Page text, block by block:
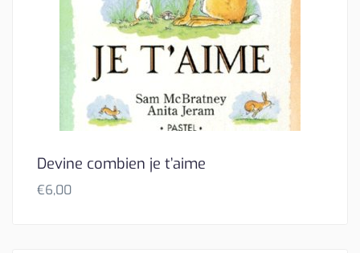
Devine combien je t’aime
€6,00